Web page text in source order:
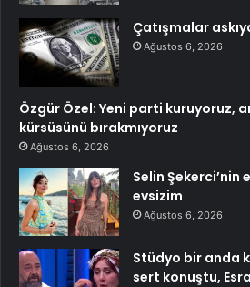
Çatışmalar
Ağustos 6, 2026
Özgür Özel: Yeni parti kuruyoruz,
kürsüsünü bırakmıyoruz
Ağustos 6, 2026
Selin Şekerci’nin
evsizim
Ağustos 6, 2026
Stüdyo bir anda
sert konuştu,